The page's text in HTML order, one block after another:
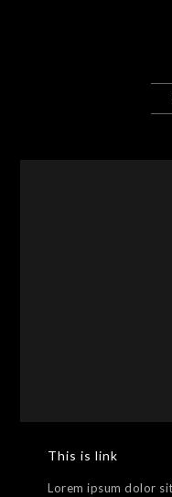
This is link
Lorem ipsum dolor